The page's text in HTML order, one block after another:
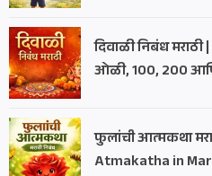
दिवाळी निबंध
ओळी, 100, 200
फुलांची आत्मकथा
Atmakatha in